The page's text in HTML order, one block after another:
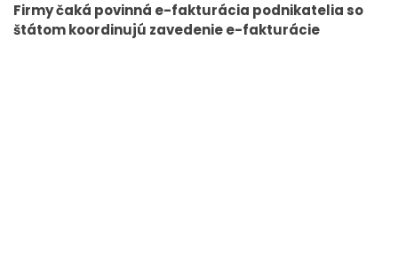
Firmy čaká povinná e-fakturácia podnikatelia so
štátom koordinujú zavedenie e-fakturácie